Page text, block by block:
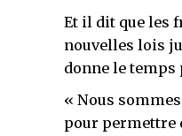
Et il dit que les
nouvelles lois
donne le temps
« Nous
pour permettre